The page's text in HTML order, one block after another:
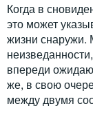
Когда в
это может
жизни снаружи.
впереди
же, в свою
между двумя